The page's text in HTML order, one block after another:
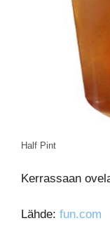
Half Pint
Kerrassaan
Lähde: fun.com